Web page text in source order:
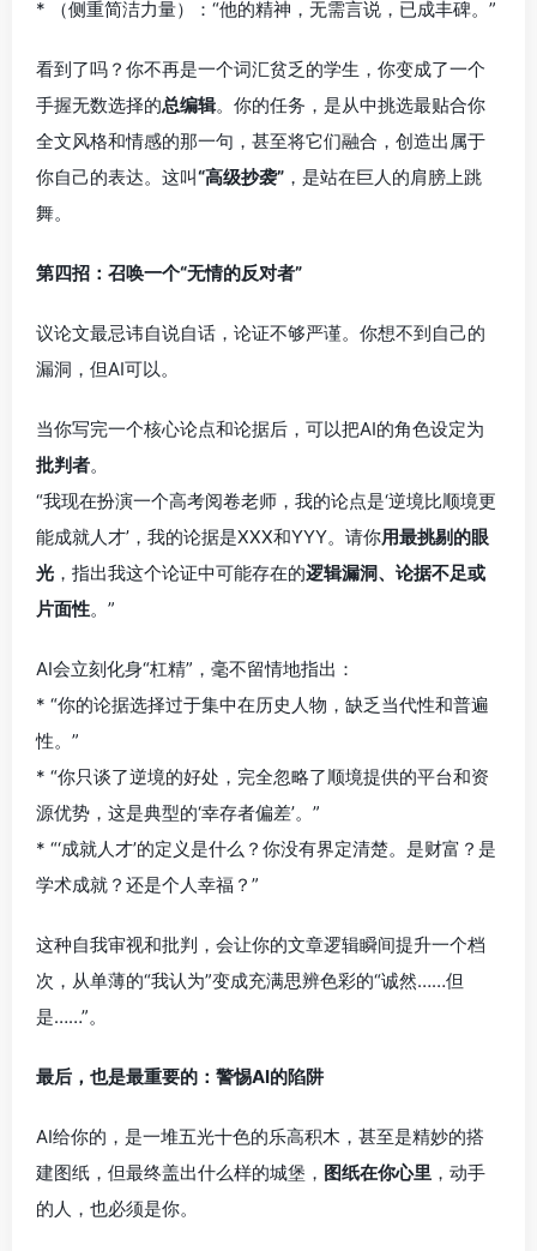
* （侧重简洁力量）：“他的精神，无需言说，已成丰碑。”
看到了吗？你不再是一个词汇贫乏的学生，你变成了一个
手握无数选择的总编辑。你的任务，是从中挑选最贴合你
全文风格和情感的那一句，甚至将它们融合，创造出属于
你自己的表达。这叫“高级抄袭” ，是站在巨人的肩膀上跳
舞。
第四招：召唤一个“无情的反对者”
议论文最忌讳自说自话，论证不够严谨。你想不到自己的
漏洞，但AI可以。
当你写完一个核心论点和论据后，可以把AI的角色设定为
批判者。
“我现在扮演一个高考阅卷老师，我的论点是‘逆境比顺境更
能成就人才’，我的论据是XXX和YYY。请你用最挑剔的眼
光 ，指出我这个论证中可能存在的逻辑漏洞、论据不足或
片面性。”
AI会立刻化身“杠精”，毫不留情地指出：
* “你的论据选择过于集中在历史人物，缺乏当代性和普遍
性。”
* “你只谈了逆境的好处，完全忽略了顺境提供的平台和资
源优势，这是典型的‘幸存者偏差’。”
* “‘成就人才’的定义是什么？你没有界定清楚。是财富？是
学术成就？还是个人幸福？”
这种自我审视和批判，会让你的文章逻辑瞬间提升一个档
次，从单薄的“我认为”变成充满思辨色彩的“诚然……但
是……”。
最后，也是最重要的：警惕AI的陷阱
AI给你的，是一堆五光十色的乐高积木，甚至是精妙的搭
建图纸，但最终盖出什么样的城堡， 图纸在你心里 ，动手
的人，也必须是你。